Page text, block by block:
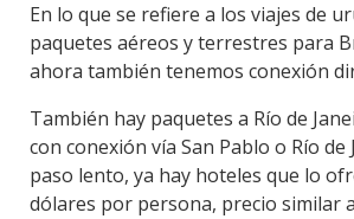
Copy
Link
En lo que se refiere a los viajes de
paquetes aéreos y terrestres para
ahora también tenemos conexión
También hay paquetes a Río de
con conexión vía San Pablo o Río
paso lento, ya hay hoteles que lo
dólares por persona, precio similar